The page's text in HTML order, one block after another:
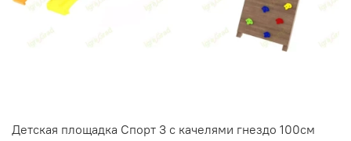
Детская площадка Спорт 3 с качелями гнездо 100см